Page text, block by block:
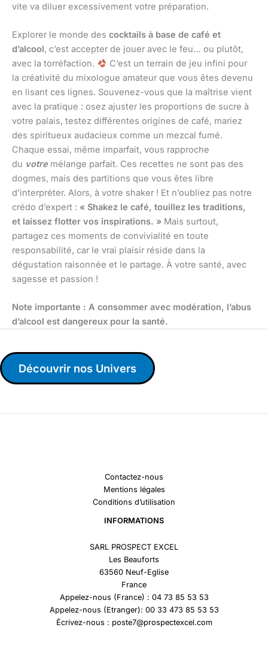
vite va diluer excessivement votre préparation.
Explorer le monde des cocktails à base de café et
d’alcool, c’est accepter de jouer avec le feu… ou plutôt,
avec la torréfaction.
C’est un terrain de jeu infini pour
la créativité du mixologue amateur que vous êtes devenu
en lisant ces lignes. Souvenez-vous que la maîtrise vient
avec la pratique : osez ajuster les proportions de sucre à
votre palais, testez différentes origines de café, mariez
des spiritueux audacieux comme un mezcal fumé.
Chaque essai, même imparfait, vous rapproche
du votremélange parfait. Ces recettes ne sont pas des
dogmes, mais des partitions que vous êtes libre
d’interpréter. Alors, à votre shaker ! Et n’oubliez pas notre
crédo d’expert : « Shakez le café, touillez les traditions,
et laissez flotter vos inspirations. » Mais surtout,
partagez ces moments de convivialité en toute
responsabilité, car le vrai plaisir réside dans la
dégustation raisonnée et le partage. À votre santé, avec
sagesse et passion !
Note importante : A consommer avec modération, l’abus
d’alcool est dangereux pour la santé.
Découvrir nos Univers
Contactez-nous
Mentions légales
Conditions d’utilisation
INFORMATIONS
SARL PROSPECT EXCEL
Les Beauforts
63560 Neuf-Eglise
France
Appelez-nous (France) : 04 73 85 53 53
Appelez-nous (Etranger): 00 33 473 85 53 53
Écrivez-nous : poste7@prospectexcel.com